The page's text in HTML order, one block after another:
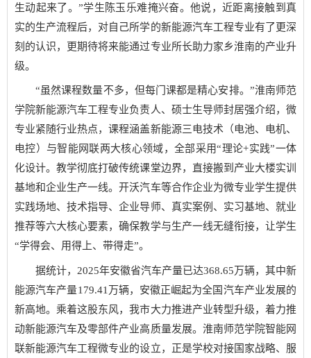
生动起来了。”学生陈玉乐难掩兴奋。他说，近距离接触到真
实的生产流程后，对自己所学的新能源汽车工程专业有了更深
刻的认识，更期待将来能通过专业所长助力家乡淮南的产业升
级。
“虽然课程数量不多，但每门课都是精心安排。”淮南师范
学院新能源汽车工程专业负责人、硕士生导师封居强介绍，微
专业紧随行业热点，课程涵盖新能源三电技术（电池、电机、
电控）与智能网联两大核心领域，全部采用“理论+实践”一体
化设计。教学彻底打破传统课堂边界，直接搬到产业大楼实训
基地和企业生产一线。开沃汽车等合作企业为微专业学生提供
实践场地、技术指导、企业导师、真实案例、实习基地、就业
推荐等六大核心要素，确保教学与生产一线无缝衔接，让学生
“学得会、用得上、带得走”。
据统计，2025年安徽省汽车产量已达368.65万辆，其中新
能源汽车产量179.41万辆，安徽正崛起为全国汽车产业发展的
新高地。乘着这股东风，我市大力推进产业转型升级，着力推
动新能源汽车及零部件产业高质量发展。淮南师范学院智能网
联新能源汽车工程微专业的设立，正是学校对接国家战略、服